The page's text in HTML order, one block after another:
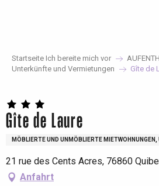
Startseite Ich bereite mich vor
Unterkünfte und Vermietungen
Gîte de
Gîte de Laure
MÖBLIERTE UND UNMÖBLIERTE
21 rue des Cents Acres, 76860
Anfahrt